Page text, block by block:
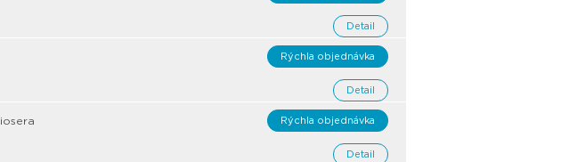
Detail
Rýchla objednávka
Detail
Rýchla objednávka
Detail